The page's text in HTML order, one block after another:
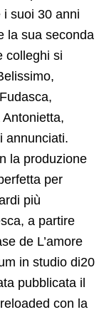
i suoi 30 anni
la sua seconda
colleghi si
annunciati.
la produzione
per
più
a partire
de L’amore
in studio di20
pubblicata il
con la